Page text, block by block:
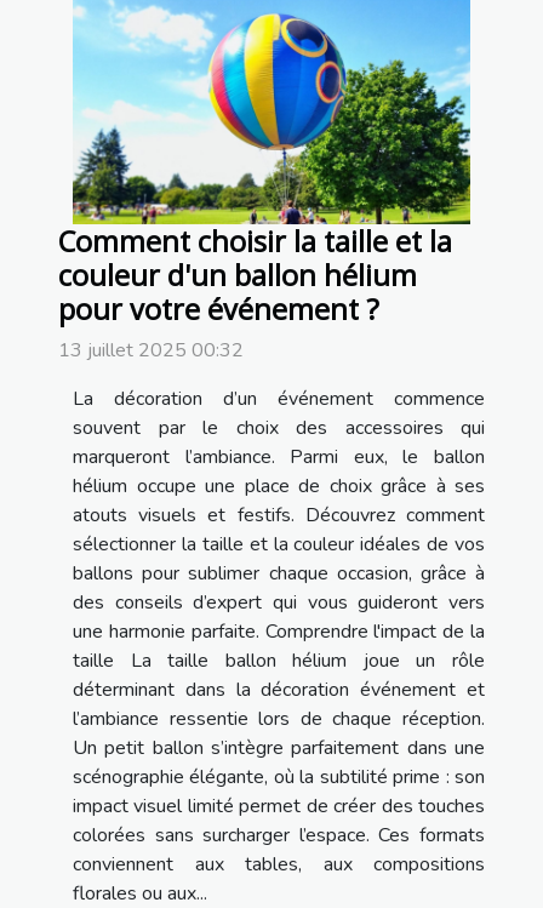
Comment choisir la taille et la
couleur d'un ballon hélium
pour votre événement ?
13 juillet 2025 00:32
La décoration d’un événement commence
souvent par le choix des accessoires qui
marqueront l’ambiance. Parmi eux, le ballon
hélium occupe une place de choix grâce à ses
atouts visuels et festifs. Découvrez comment
sélectionner la taille et la couleur idéales de vos
ballons pour sublimer chaque occasion, grâce à
des conseils d’expert qui vous guideront vers
une harmonie parfaite. Comprendre l'impact de la
taille La taille ballon hélium joue un rôle
déterminant dans la décoration événement et
l’ambiance ressentie lors de chaque réception.
Un petit ballon s’intègre parfaitement dans une
scénographie élégante, où la subtilité prime : son
impact visuel limité permet de créer des touches
colorées sans surcharger l’espace. Ces formats
conviennent aux tables, aux compositions
florales ou aux...